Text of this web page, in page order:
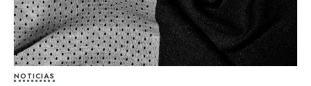
NOTICIAS